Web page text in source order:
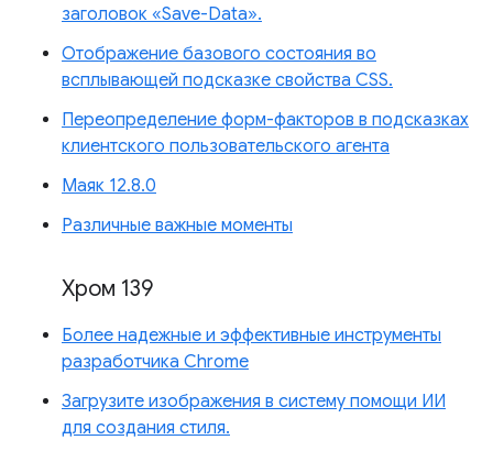
заголовок «Save-Data».
Отображение базового состояния во
всплывающей подсказке свойства CSS.
Переопределение форм-факторов в подсказках
клиентского пользовательского агента
Маяк 12.8.0
Различные важные моменты
Хром 139
Более надежные и эффективные инструменты
разработчика Chrome
Загрузите изображения в систему помощи ИИ
для создания стиля.